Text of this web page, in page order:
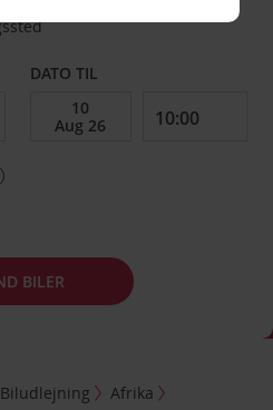
DATO TIL
BILER
Biludlejning
Afrika